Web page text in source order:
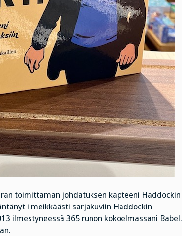
toimittaman johdatuksen kapteeni Haddockin
ilmeikkäästi sarjakuviin Haddockin
ilmestyneessä 365 runon kokoelmassani Babel.